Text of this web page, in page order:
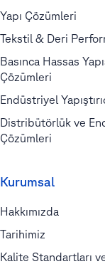
Yapı Çözümleri
Tekstil & Deri
Basınca Hassas
Çözümleri
Endüstriyel
Distribütörlük ve
Çözümleri
Kurumsal
Hakkımızda
Tarihimiz
Kalite Standartları